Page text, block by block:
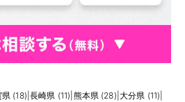
(18) |長崎県 (11) 熊本県 (28) 大分県 (11)